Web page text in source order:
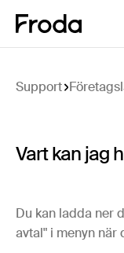
Support
Vart kan jag
Du kan ladda ner
avtal" i menyn när